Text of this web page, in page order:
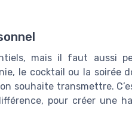
mais il faut aussi
le cocktail ou la soirée
souhaite transmettre.
pour créer une